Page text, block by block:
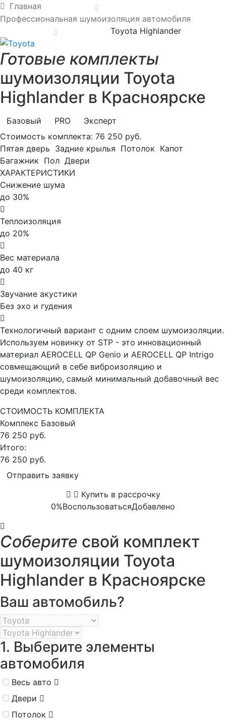
Главная
Профессиональная шумоизоляция автомобиля
Toyota Highlander
Готовые комплекты
шумоизоляции Toyota
Highlander в Красноярске
Базовый PRO
Эксперт
Стоимость комплекта: 76 250 руб.
Пятая дверь Задние крылья Потолок Капот
Багажник Пол Двери
ХАРАКТЕРИСТИКИ
Снижение шума
до 30%
Теплоизоляция
до 20%
Вес материала
до 40 кг
Звучание акустики
Без эхо и гудения
Технологичный вариант с одним слоем шумоизоляции.
Используем новинку от STP - это инновационный
материал AEROCELL QP Genio и AEROCELL QP Intrigo
совмещающий в себе виброизоляцию и
шумоизоляцию, самый минимальный добавочный вес
среди комплектов.
СТОИМОСТЬ КОМПЛЕКТА
Комплекс Базовый
76 250 руб.
Итого:
76 250 руб.
Отправить заявку
Купить в рассрочку
0%ВоспользоватьсяДобавлено
Соберите свой комплект
шумоизоляции Toyota
Highlander в Красноярске
Ваш автомобиль?
1. Выберите элементы
автомобиля
Весь авто
Двери
Потолок